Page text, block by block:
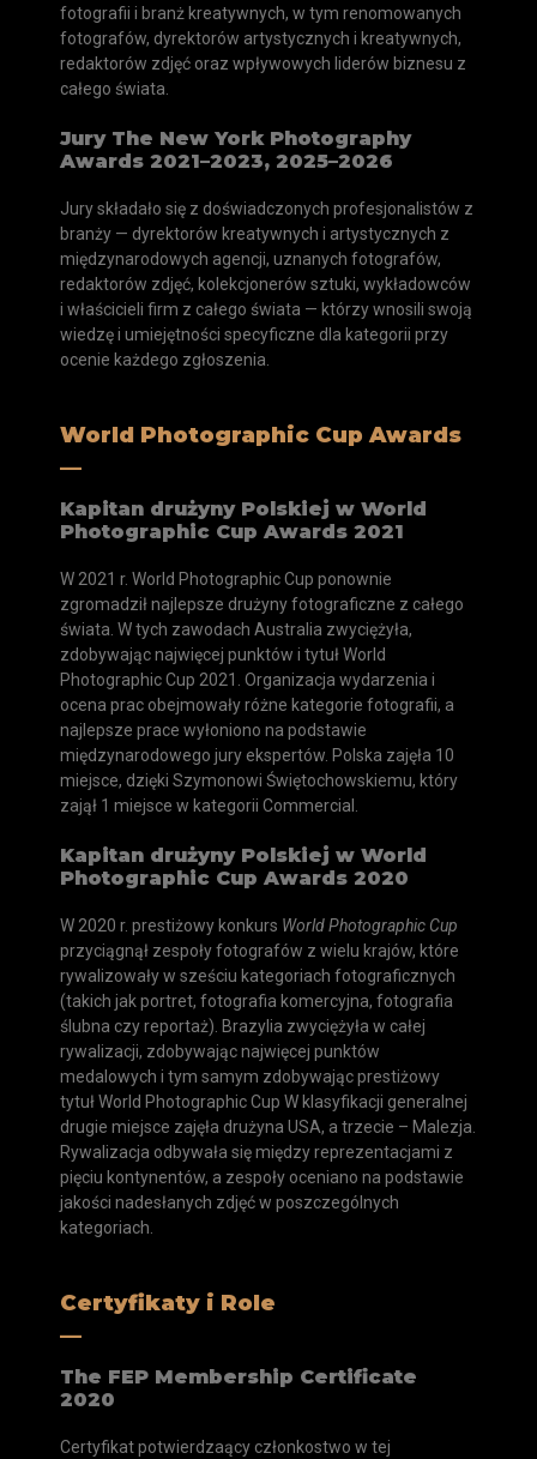
fotografii i branż kreatywnych, w tym renomowanych
fotografów, dyrektorów artystycznych i kreatywnych,
redaktorów zdjęć oraz wpływowych liderów biznesu z
całego świata.
Jury The New York Photography
Awards 2021–2023, 2025–2026
Jury składało się z doświadczonych profesjonalistów z
branży — dyrektorów kreatywnych i artystycznych z
międzynarodowych agencji, uznanych fotografów,
redaktorów zdjęć, kolekcjonerów sztuki, wykładowców
i właścicieli firm z całego świata — którzy wnosili swoją
wiedzę i umiejętności specyficzne dla kategorii przy
ocenie każdego zgłoszenia.
World Photographic Cup Awards
__
Kapitan drużyny Polskiej w World
Photographic Cup Awards 2021
W 2021 r. World Photographic Cup ponownie
zgromadził najlepsze drużyny fotograficzne z całego
świata. W tych zawodach Australia zwyciężyła,
zdobywając najwięcej punktów i tytuł World
Photographic Cup 2021. Organizacja wydarzenia i
ocena prac obejmowały różne kategorie fotografii, a
najlepsze prace wyłoniono na podstawie
międzynarodowego jury ekspertów. Polska zajęła 10
miejsce, dzięki Szymonowi Świętochowskiemu, który
zajął 1 miejsce w kategorii Commercial.
Kapitan drużyny Polskiej w World
Photographic Cup Awards 2020
W 2020 r. prestiżowy konkurs World Photographic Cup
przyciągnął zespoły fotografów z wielu krajów, które
rywalizowały w sześciu kategoriach fotograficznych
(takich jak portret, fotografia komercyjna, fotografia
ślubna czy reportaż). Brazylia zwyciężyła w całej
rywalizacji, zdobywając najwięcej punktów
medalowych i tym samym zdobywając prestiżowy
tytuł World Photographic Cup W klasyfikacji generalnej
drugie miejsce zajęła drużyna USA, a trzecie – Malezja.
Rywalizacja odbywała się między reprezentacjami z
pięciu kontynentów, a zespoły oceniano na podstawie
jakości nadesłanych zdjęć w poszczególnych
kategoriach.
Certyfikaty i Role
__
The FEP Membership Certificate
2020
Certyfikat potwierdzaący członkostwo w tej